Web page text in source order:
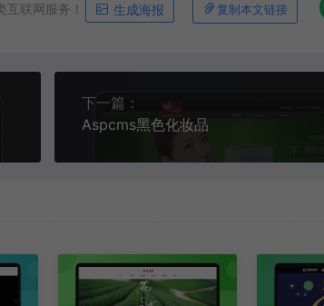
联网服务！ 生成海报 复制本文链接
下一篇：
Aspcms黑色化妆品